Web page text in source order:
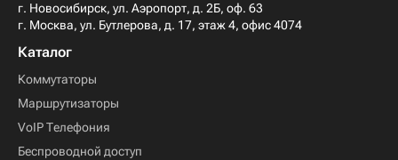
г. Новосибирск, ул. Аэропорт, д. 2Б, оф. 63
г. Москва, ул. Бутлерова, д. 17, этаж 4, офис 4074
Каталог
Коммутаторы
Маршрутизаторы
VoIP Телефония
Беспроводной доступ